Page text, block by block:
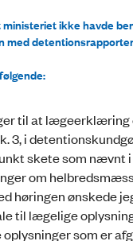
ikke havde
til at
3, i
skete som
om
høringen ønskede
til lægelige
som er